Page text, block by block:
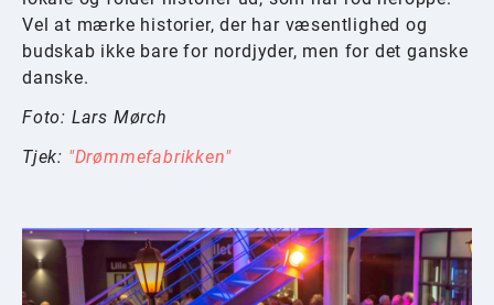
Vel at mærke historier, der har væsentlighed og
budskab ikke bare for nordjyder, men for det ganske
danske.
Foto: Lars Mørch
Tjek: "Drømmefabrikken"